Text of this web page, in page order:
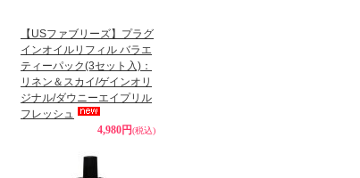
【USファブリーズ】プラグ
インオイルリフィル バラエ
ティーパック(3セット入)：
リネン＆スカイ/ゲインオリ
ジナル/ダウニーエイプリル
フレッシュ
4,980円(税込)